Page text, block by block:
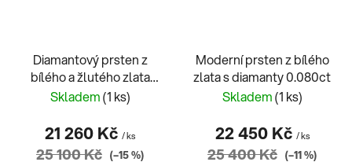
Diamantový prsten z
bílého a žlutého zlata
gravírovaný
Skladem(1 ks)
21 260 Kč / ks
25 100 Kč (–15 %)
Moderní prsten z bílého
zlata s diamanty 0.080ct
Skladem(1 ks)
22 450 Kč / ks
25 400 Kč (–11 %)